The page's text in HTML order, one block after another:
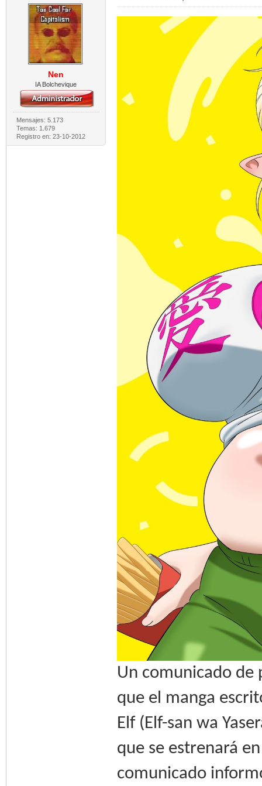
Nen
IA Bolchevique
Mensajes: 5.173
Temas: 1.679
Registro en: 23-10-2012
Un comunicado de
que el manga
Elf (Elf-san wa
que se estrenará
comunicado